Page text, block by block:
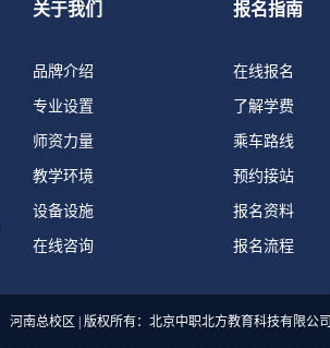
关于我们
品牌介绍
专业设置
师资力量
教学环境
设备设施
在线咨询
报名指南
在线报名
了解学费
乘车路线
预约接站
报名资料
报名流程
河南总校区 | 版权所有：北京中职北方教育科技有限公司